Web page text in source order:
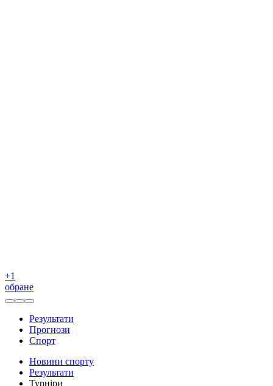
+1
обране
Результати
Прогнози
Спорт
Новини спорту
Результати
Турніри